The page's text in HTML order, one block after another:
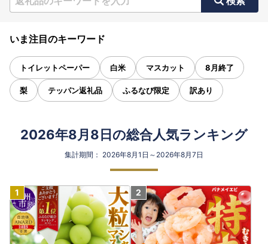
いま注目のキーワード
トイレットペーパー 白米 マスカット 8月終了
梨 テッパン返礼品 ふるなび限定 訳あり
2026年8月8日の総合人気ランキング
集計期間： 2026年8月1日～2026年8月7日